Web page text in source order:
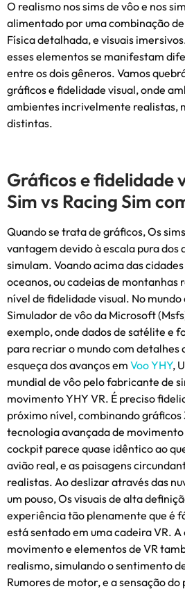
O realismo nos sims de vôo e nos
alimentado por uma combinação
Física detalhada, e visuais
esses elementos se manifestam
entre os dois gêneros. Vamos
gráficos e fidelidade visual, onde
ambientes incrivelmente realistas,
distintas.
Gráficos e fidelidade
Sim vs Racing Sim
Quando se trata de gráficos, Os
vantagem devido à escala pura dos
simulam. Voando acima das
oceanos, ou cadeias de montanhas
nível de fidelidade visual. No mundo
Simulador de vôo da Microsoft
exemplo, onde dados de satélite e
​​para recriar o mundo com detalhes
esqueça dos avanços em Voo YHY,
mundial de vôo pelo fabricante de
movimento YHY VR. É preciso
próximo nível, combinando gráficos
tecnologia avançada de movimento
cockpit parece quase idêntico ao
avião real, e as paisagens
realistas. Ao deslizar através das
um pouso, Os visuais de alta
experiência tão plenamente que é
está sentado em uma cadeira VR.
movimento e elementos de VR
realismo, simulando o sentimento
Rumores de motor, e a sensação